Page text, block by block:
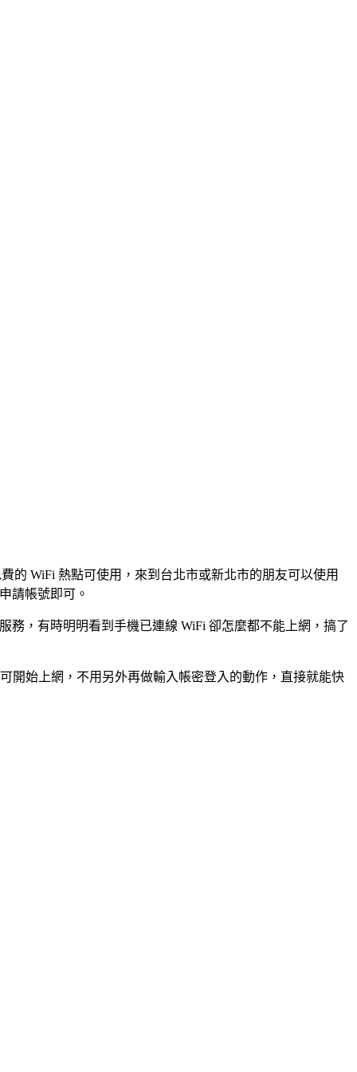
的 WiFi 熱點可使用，來到台北市或新北市的朋友可以使用
請帳號即可。
，有時明明看到手機已連線 WiFi 卻怎麼都不能上網，搞了
開始上網，不用另外再做輸入帳密登入的動作，直接就能快